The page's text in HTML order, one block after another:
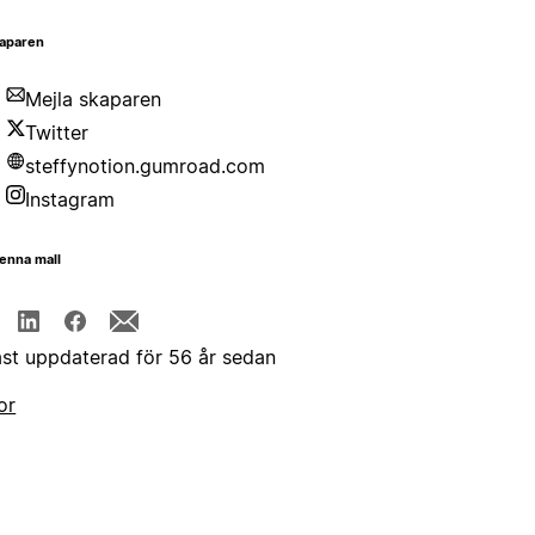
Mejla skaparen
Twitter
steffynotion.gumroad.com
Instagram
mall
uppdaterad för 56 år sedan